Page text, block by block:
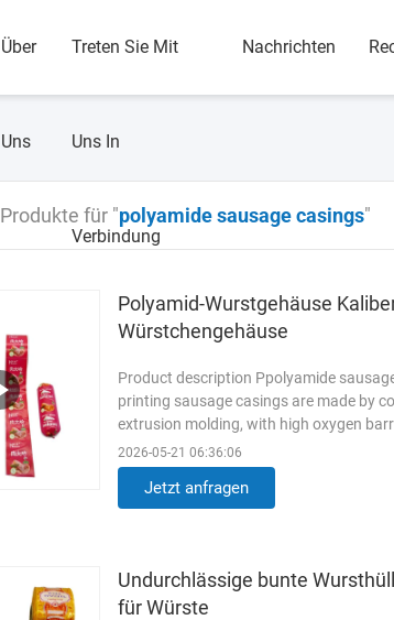
Über
Uns
Treten Sie Mit
Uns In
Verbindung
Nachrichten
Produkte für "polyamide sausage casings"
Polyamid-Wurstgehäuse
Würstchengehäuse
Product description Ppolyamide
printing sausage casings are made by
extrusion molding, with high oxygen
caliber 60mm customized logo ...
2026-05-21 06:36:06
Jetzt anfragen
Undurchlässige bunte
für Würste